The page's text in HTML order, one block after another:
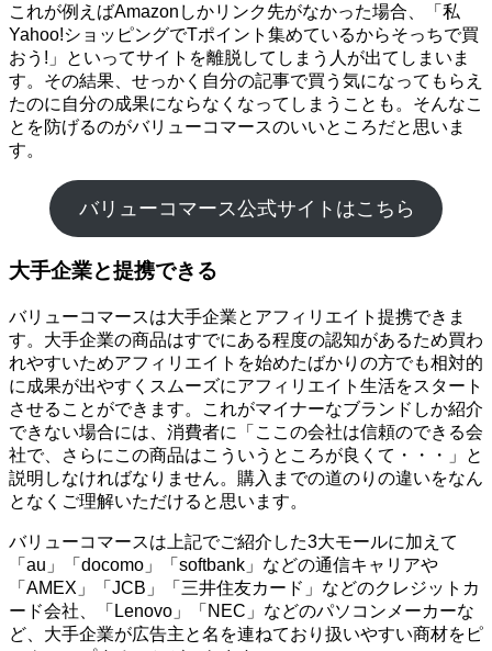
これが例えばAmazonしかリンク先がなかった場合、「私
Yahoo!ショッピングでTポイント集めているからそっちで買
おう!」といってサイトを離脱してしまう人が出てしまいま
す。その結果、せっかく自分の記事で買う気になってもらえ
たのに自分の成果にならなくなってしまうことも。そんなこ
とを防げるのがバリューコマースのいいところだと思いま
す。
バリューコマース公式サイトはこちら
大手企業と提携できる
バリューコマースは大手企業とアフィリエイト提携できま
す。大手企業の商品はすでにある程度の認知があるため買わ
れやすいためアフィリエイトを始めたばかりの方でも相対的
に成果が出やすくスムーズにアフィリエイト生活をスタート
させることができます。これがマイナーなブランドしか紹介
できない場合には、消費者に「ここの会社は信頼のできる会
社で、さらにこの商品はこういうところが良くて・・・」と
説明しなければなりません。購入までの道のりの違いをなん
となくご理解いただけると思います。
バリューコマースは上記でご紹介した3大モールに加えて
「au」「docomo」「softbank」などの通信キャリアや
「AMEX」「JCB」「三井住友カード」などのクレジットカ
ード会社、「Lenovo」「NEC」などのパソコンメーカーな
ど、大手企業が広告主と名を連ねており扱いやすい商材をピ